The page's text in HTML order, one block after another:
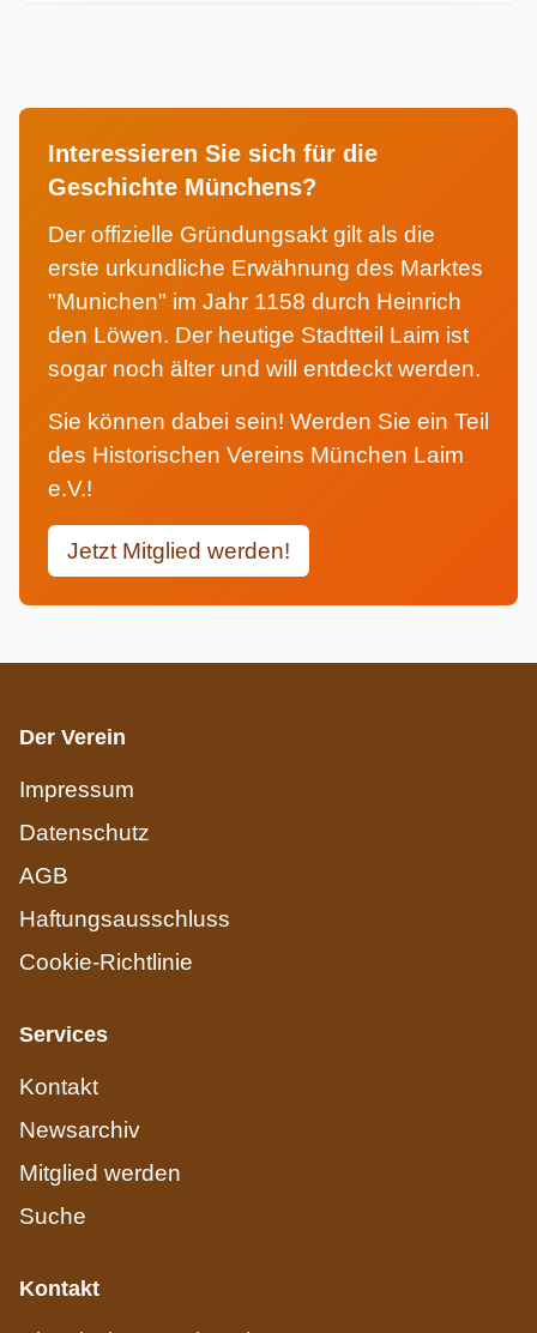
Interessieren Sie sich für die
Geschichte Münchens?
Der offizielle Gründungsakt gilt als die
erste urkundliche Erwähnung des Marktes
"Munichen" im Jahr 1158 durch Heinrich
den Löwen. Der heutige Stadtteil Laim ist
sogar noch älter und will entdeckt werden.
Sie können dabei sein! Werden Sie ein Teil
des Historischen Vereins München Laim
e.V.!
Jetzt Mitglied werden!
Der Verein
Impressum
Datenschutz
AGB
Haftungsausschluss
Cookie-Richtlinie
Services
Kontakt
Newsarchiv
Mitglied werden
Suche
Kontakt